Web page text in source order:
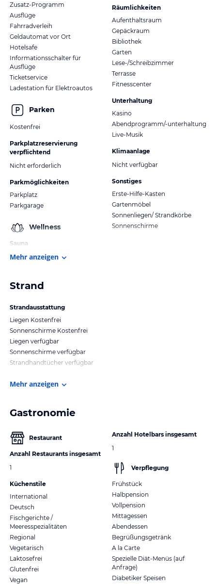
Zusatz-Programm
Ausflüge
Fahrradverleih
Geldautomat vor Ort
Hotelsafe
Informationsschalter für
Ausflüge
Ticketservice
Ladestation für Elektroautos
Parken
Kostenfrei
Parkplatzreservierung
verpflichtend
Nicht erforderlich
Parkmöglichkeiten
Parkplatz
Parkgarage
Wellness
Sauna
Räumlichkeiten
Aufenthaltsraum
Gepäckraum
Bibliothek
Garten
Lese-/Schreibzimmer
Terrasse
Fitnesscenter
Unterhaltung
Kasino
Abendprogramm/-unterhaltung
Live-Musik
Klimaanlage
Nicht verfügbar
Sonstiges
Erste-Hilfe-Kasten
Gartenmöbel
Sonnenliegen/ Strandkörbe
Sonnenschirme
Mehr anzeigen
Strand
Strandausstattung
Liegen Kostenfrei
Sonnenschirme Kostenfrei
Liegen verfügbar
Sonnenschirme verfügbar
Strandhandtücher verfügbar
Mehr anzeigen
Gastronomie
Restaurant
Anzahl Restaurants insgesamt
1
Küchenstile
International
Deutsch
Fischgerichte /
Meeresspezialitäten
Regional
Vegetarisch
Laktosefrei
Glutenfrei
Vegan
Anzahl Hotelbars insgesamt
1
Verpflegung
Frühstück
Halbpension
Vollpension
Mittagessen
Abendessen
Begrüßungsgetränk
A la Carte
Spezielle Diät-Menüs (auf
Anfrage)
Diabetiker Speisen